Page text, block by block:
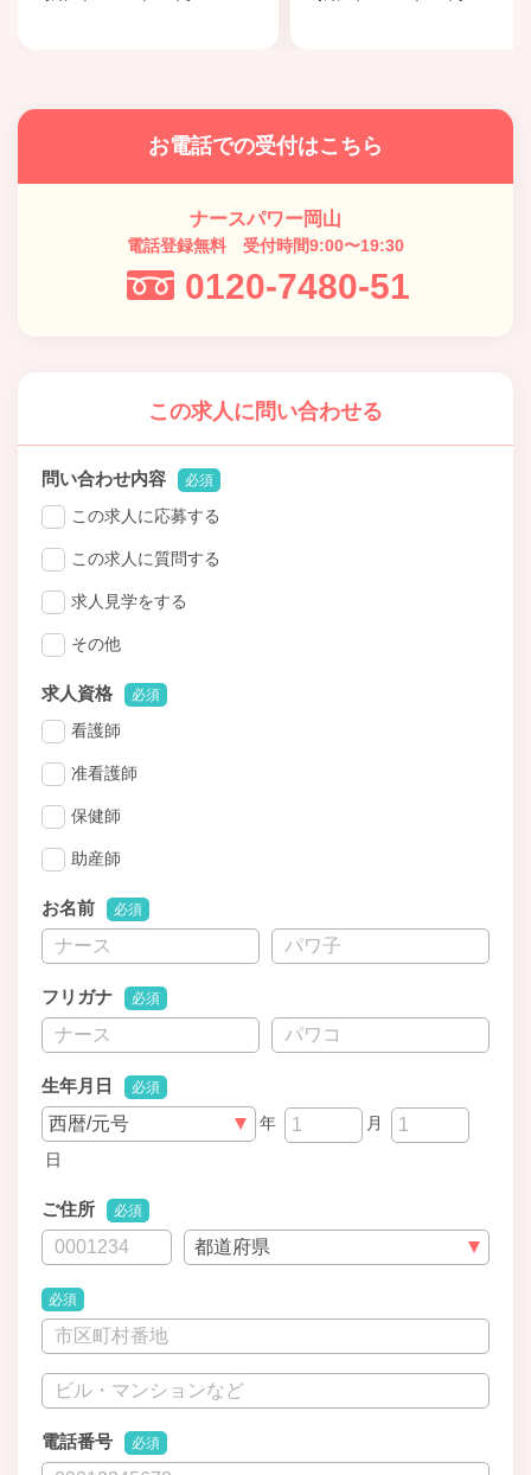
お電話での受付はこちら
ナースパワー岡山
電話登録無料 受付時間9:00〜19:30
0120-7480-51
この求人に問い合わせる
問い合わせ内容 必須
この求人に応募する
この求人に質問する
求人見学をする
その他
求人資格 必須
看護師
准看護師
保健師
助産師
お名前 必須
フリガナ 必須
生年月日 必須
年
月
日
ご住所 必須
必須
電話番号 必須